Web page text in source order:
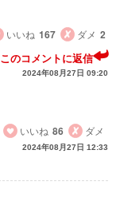
いいね 167 ダメ 2
このコメントに返信
2024年08月27日 09:20
いいね 86 ダメ
2024年08月27日 12:33